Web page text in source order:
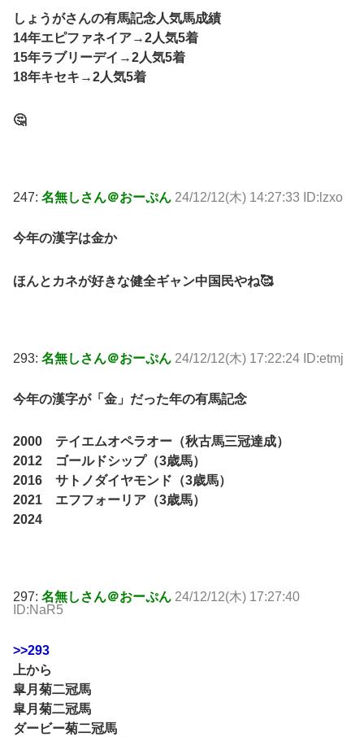
しょうがさんの有馬記念人気馬成績
14年エピファネイア→2人気5着
15年ラブリーデイ→2人気5着
18年キセキ→2人気5着
🤔
247: 名無しさん＠おーぷん 24/12/12(木) 14:27:33 ID:lzxo
今年の漢字は金か
ほんとカネが好きな健全ギャン中国民やね🥰
293: 名無しさん＠おーぷん 24/12/12(木) 17:22:24 ID:etmj
今年の漢字が「金」だった年の有馬記念
2000 テイエムオペラオー（秋古馬三冠達成）
2012 ゴールドシップ（3歳馬）
2016 サトノダイヤモンド（3歳馬）
2021 エフフォーリア（3歳馬）
2024
297: 名無しさん＠おーぷん 24/12/12(木) 17:27:40
ID:NaR5
>>293
上から
皐月菊二冠馬
皐月菊二冠馬
ダービー菊二冠馬